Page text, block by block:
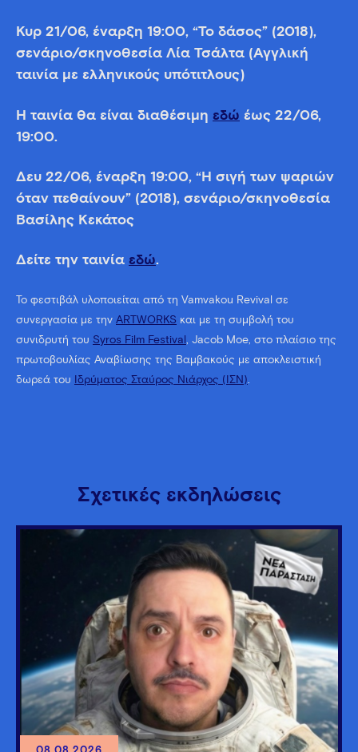
Κυρ 21/06, έναρξη 19:00, “Το δάσος” (2018),
σενάριο/σκηνοθεσία Λία Τσάλτα (Αγγλική
ταινία με ελληνικούς υπότιτλους)
Η ταινία θα είναι διαθέσιμη εδώ έως 22/06,
19:00.
Δευ 22/06, έναρξη 19:00, “Η σιγή των ψαριών
όταν πεθαίνουν” (2018), σενάριο/σκηνοθεσία
Βασίλης Κεκάτος
Δείτε την ταινία εδώ.
To φεστιβάλ υλοποιείται από τη Vamvakou Revival σε
συνεργασία με την ARTWORKS και με τη συμβολή του
συνιδρυτή του Syros Film Festival
, Jacob Moe, στο πλαίσιο της
πρωτοβουλίας Αναβίωσης της Βαμβακούς με αποκλειστική
δωρεά του
Ιδρύματος Σταύρος Νιάρχος (ΙΣΝ)
Σχετικές εκδηλώσεις